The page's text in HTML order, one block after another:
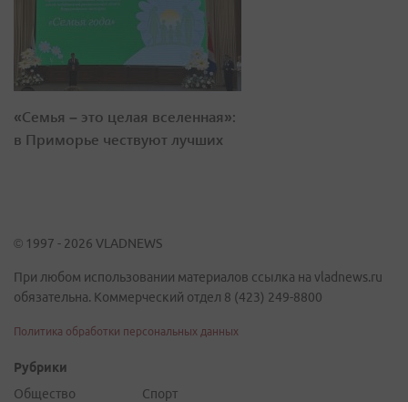
«Семья – это целая вселенная»:
в Приморье чествуют лучших
© 1997 - 2026 VLADNEWS
При любом использовании материалов ссылка на vladnews.ru
обязательна. Коммерческий отдел 8 (423) 249-8800
Политика обработки персональных данных
Рубрики
Общество
Спорт